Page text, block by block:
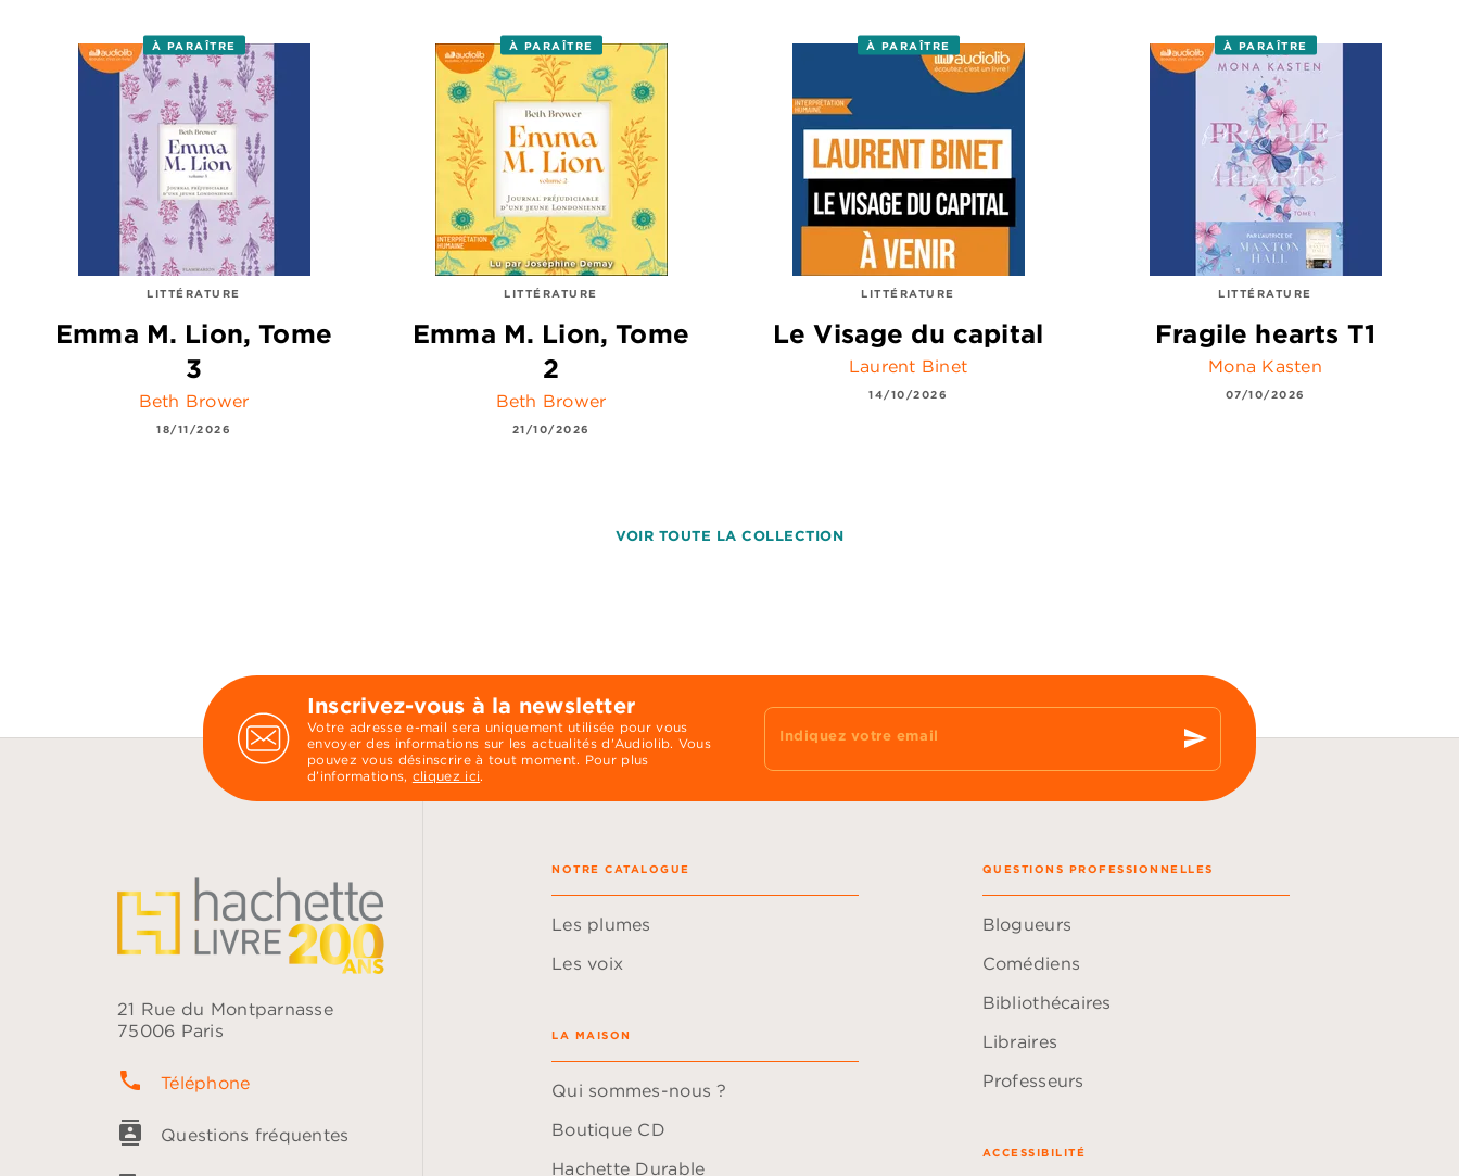
À PARAÎTRE
LITTÉRATURE
Emma M. Lion, Tome
3
Beth Brower
18/11/2026
À PARAÎTRE
LITTÉRATURE
Emma M. Lion, Tome
2
Beth Brower
21/10/2026
À PARAÎTRE
LITTÉRATURE
Le Visage du capital
Laurent Binet
14/10/2026
À PARAÎTRE
LITTÉRATURE
Fragile hearts T1
Mona Kasten
07/10/2026
VOIR TOUTE LA COLLECTION
Inscrivez-vous à la newsletter
Votre adresse e-mail sera uniquement utilisée pour vous
envoyer des informations sur les actualités d'Audiolib. Vous
pouvez vous désinscrire à tout moment. Pour plus
d’informations, cliquez ici.
Indiquez votre email send
21 Rue du Montparnasse
75006 Paris
phone Téléphone
contacts Questions fréquentes
NOTRE CATALOGUE
Les plumes
Les voix
LA MAISON
Qui sommes-nous ?
Boutique CD
Hachette Durable
QUESTIONS PROFESSIONNELLES
Blogueurs
Comédiens
Bibliothécaires
Libraires
Professeurs
ACCESSIBILITÉ